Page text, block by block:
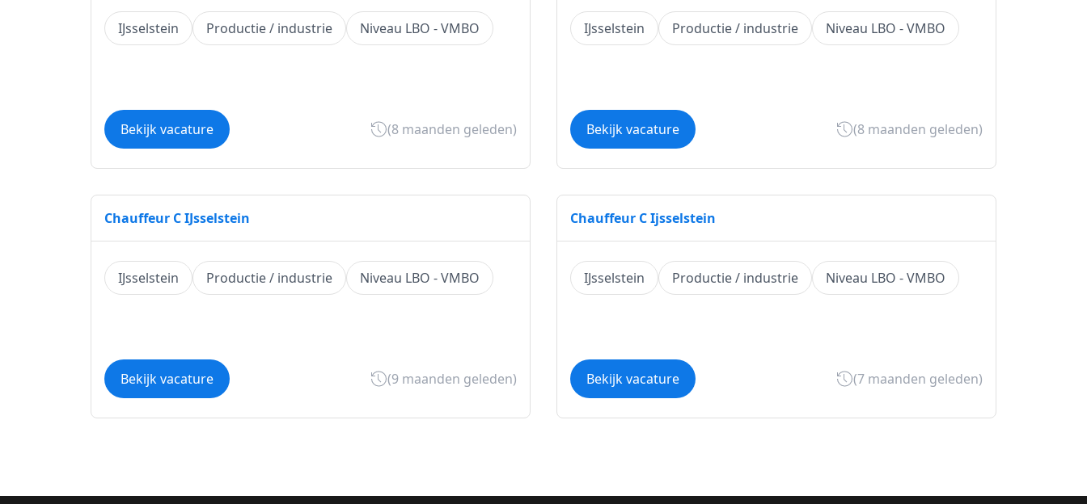
IJsselstein Productie / industrie Niveau LBO - VMBO
Bekijk vacature (8 maanden geleden)
IJsselstein Productie / industrie Niveau LBO - VMBO
Bekijk vacature (8 maanden geleden)
Chauffeur C IJsselstein
IJsselstein Productie / industrie Niveau LBO - VMBO
Bekijk vacature (9 maanden geleden)
Chauffeur C Ijsselstein
IJsselstein Productie / industrie Niveau LBO - VMBO
Bekijk vacature (7 maanden geleden)